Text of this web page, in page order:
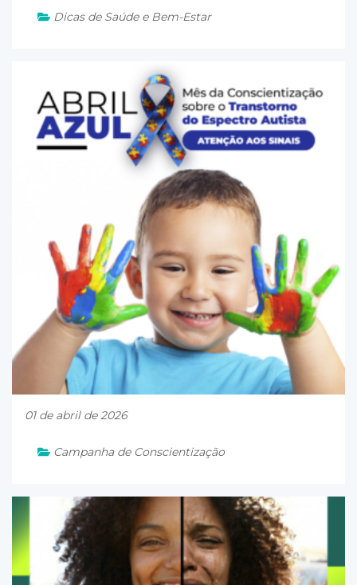
Dicas de Saúde e Bem-Estar
01 de abril de 2026
Campanha de Conscientização